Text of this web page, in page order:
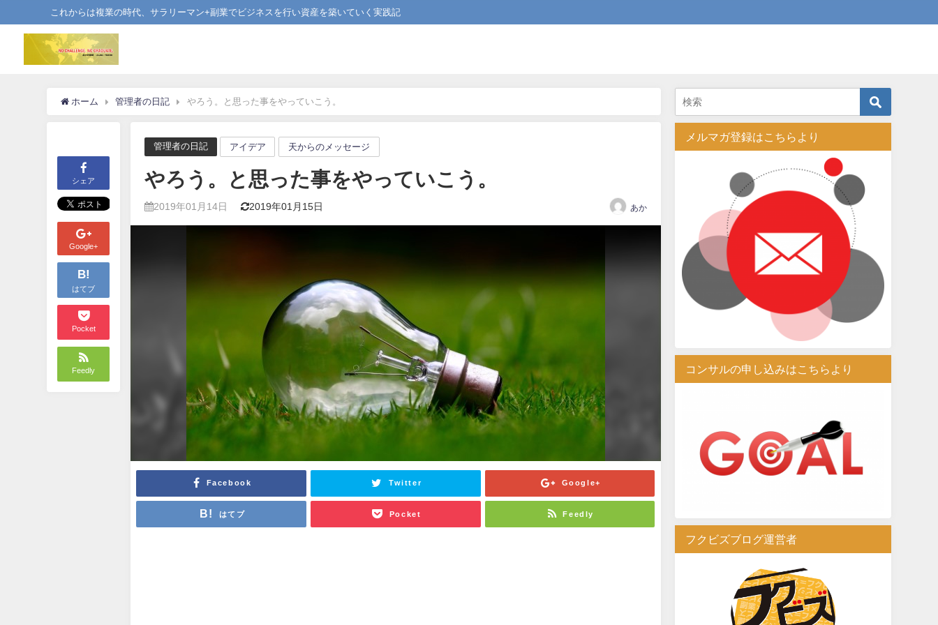
これからは複業の時代、サラリーマン+副業でビジネスを行い資産を築いていく実践記
ホーム 管理者の日記 やろう。と思った事をやっていこう。
シェア
Google+
B!
はてブ
Pocket
Feedly
管理者の日記 アイデア 天からのメッセージ
やろう。と思った事をやっていこう。
2019年01月14日 2019年01月15日 あか
Facebook Twitter Google+
はてブ Pocket Feedly
メルマガ登録はこちらより
コンサルの申し込みはこちらより
フクビズブログ運営者